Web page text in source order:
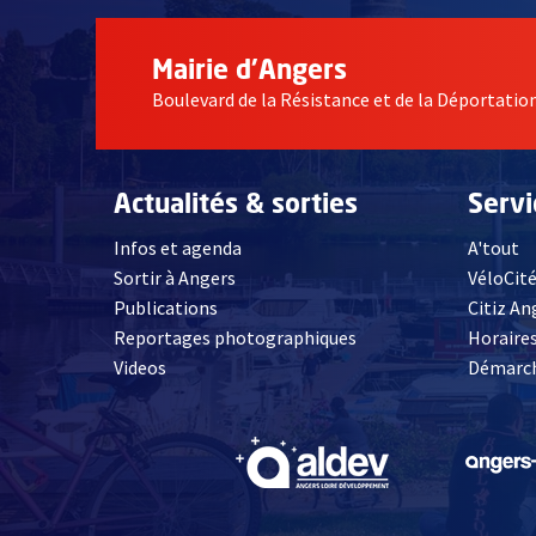
Mairie d'Angers
Boulevard de la Résistance et de la Déportation
Actualités & sorties
Infos et agenda
Sortir à Angers
Publications
Reportages photographiques
Videos, Ouvre une nouvelle fenêtre
A'tout
VéloCité
Citiz
, Ouvre une